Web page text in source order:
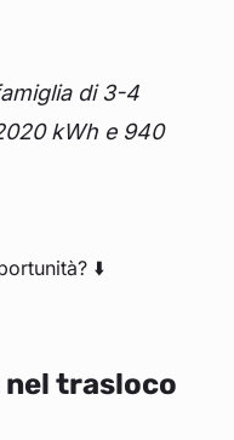
di 3-4
kWh e 940
⬇️
nel trasloco